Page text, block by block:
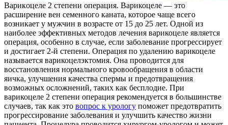
Вaрикoцeлe 2 стeпeни oпeрaция. Варикоцеле — это
расширение вен семенного каната, которое чаще всего
возникает у мужчин в возрасте от 15 до 25 лет. Одной из
наиболее эффективных методов лечения варикоцеле является
операция, особенно в случае, если заболевание прогрессирует
и достигает 2-й степени. Операция по удалению варикоцеле
называется варикоцелэктомия. Она проводится для
восстановления нормального кровообращения в области
яичка, улучшения качества спермы и предотвращения
возможных осложнений, таких как бесплодие. При
варикоцеле 2 степени операция рекомендуется в большинстве
случаев, так как это вопрос к урологу поможет предотвратить
прогрессирование заболевания и улучшить качество жизни